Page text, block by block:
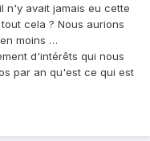
n'y avait jamais eu cette
cela ? Nous aurions
moins …
d'intérêts qui nous
par an qu'est ce qui est